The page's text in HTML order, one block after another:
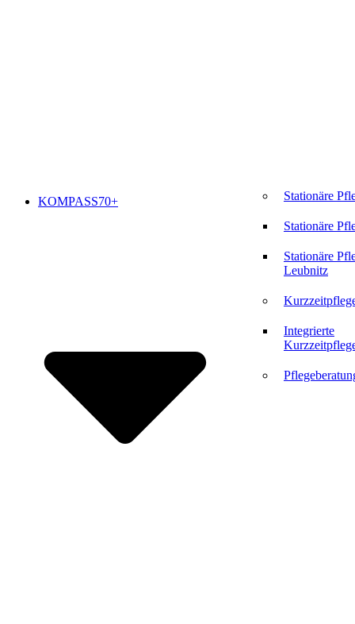
KOMPASS70+ Stationäre
Stationäre
Stationäre
Leubnitz
Integrierte